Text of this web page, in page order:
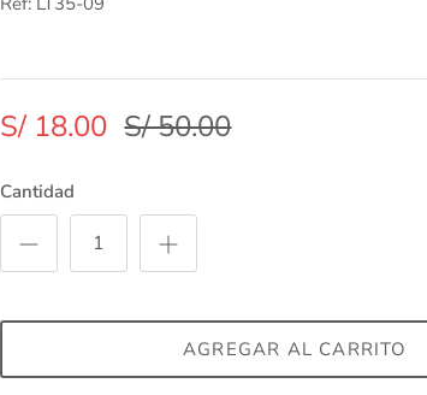
S/ 18.00 S/ 50.00
Cantidad
AGREGAR AL CARRITO